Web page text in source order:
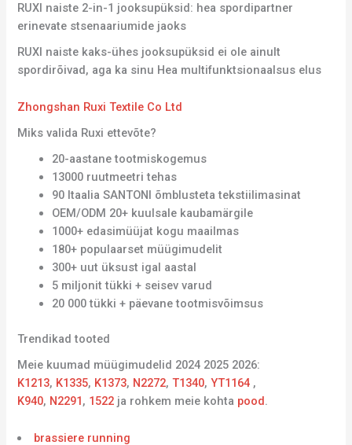
RUXI naiste 2-in-1 jooksupüksid: hea spordipartner
erinevate stsenaariumide jaoks
RUXI naiste kaks-ühes jooksupüksid ei ole ainult
spordirõivad, aga ka sinu Hea multifunktsionaalsus elus
Zhongshan Ruxi Textile Co Ltd
Miks valida Ruxi ettevõte?
20-aastane tootmiskogemus
13000 ruutmeetri tehas
90 Itaalia SANTONI õmblusteta tekstiilimasinat
OEM/ODM 20+ kuulsale kaubamärgile
1000+ edasimüüjat kogu maailmas
180+ populaarset müügimudelit
300+ uut üksust igal aastal
5 miljonit tükki + seisev varud
20 000 tükki + päevane tootmisvõimsus
Trendikad tooted
Meie kuumad müügimudelid 2024 2025 2026:
K1213, K1335, K1373, N2272,T1340,YT1164 ,
K940, N2291, 1522 ja rohkem meie kohta pood.
brassiere running